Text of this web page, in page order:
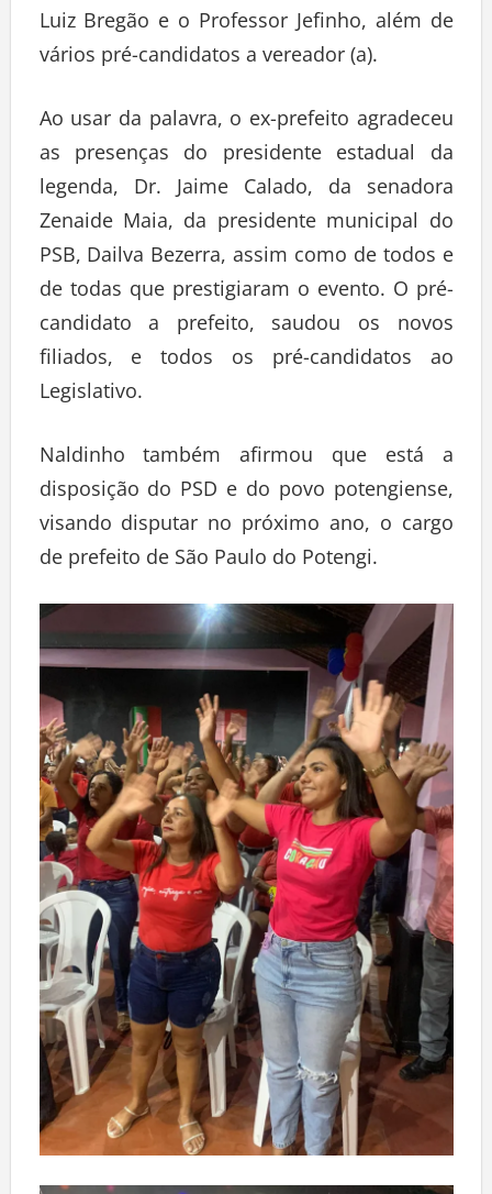
Luiz Bregão e o Professor Jefinho, além de
vários pré-candidatos a vereador (a).
Ao usar da palavra, o ex-prefeito agradeceu
as presenças do presidente estadual da
legenda, Dr. Jaime Calado, da senadora
Zenaide Maia, da presidente municipal do
PSB, Dailva Bezerra, assim como de todos e
de todas que prestigiaram o evento. O pré-
candidato a prefeito, saudou os novos
filiados, e todos os pré-candidatos ao
Legislativo.
Naldinho também afirmou que está a
disposição do PSD e do povo potengiense,
visando disputar no próximo ano, o cargo
de prefeito de São Paulo do Potengi.